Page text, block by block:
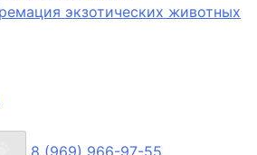
экзотических животных
8 (969) 966-97-55